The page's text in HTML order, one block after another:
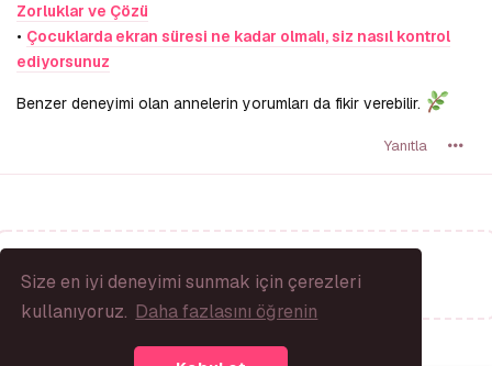
Size en iyi deneyimi sunmak için çerezleri
kullanıyoruz. Daha fazlasını öğrenin
Zorluklar ve Çözü
• Çocuklarda ekran süresi ne kadar olmalı, siz nasıl kontrol
ediyorsunuz
Benzer deneyimi olan annelerin yorumları da fikir verebilir.
Yanıtla
Bir Yanıt Yaz...